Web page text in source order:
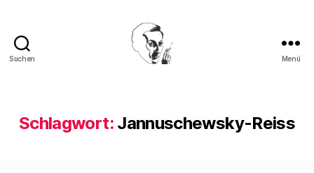
Suchen Menü
Schlagwort: Jannuschewsky-Reiss